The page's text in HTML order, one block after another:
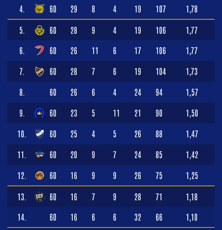
4. 60 29 8 4 19 107 1,78
5. 60 28 9 4 19 106 1,77
6. 60 26 11 6 17 106 1,77
7. 60 28 7 6 19 104 1,73
8. 60 26 6 4 24 94 1,57
9. 60 23 5 11 21 90 1,50
10. 60 25 4 5 26 88 1,47
11. 60 20 9 7 24 85 1,42
12. 60 16 9 9 26 75 1,25
13. 60 16 7 9 28 71 1,18
14. 60 16 6 6 32 66 1,10